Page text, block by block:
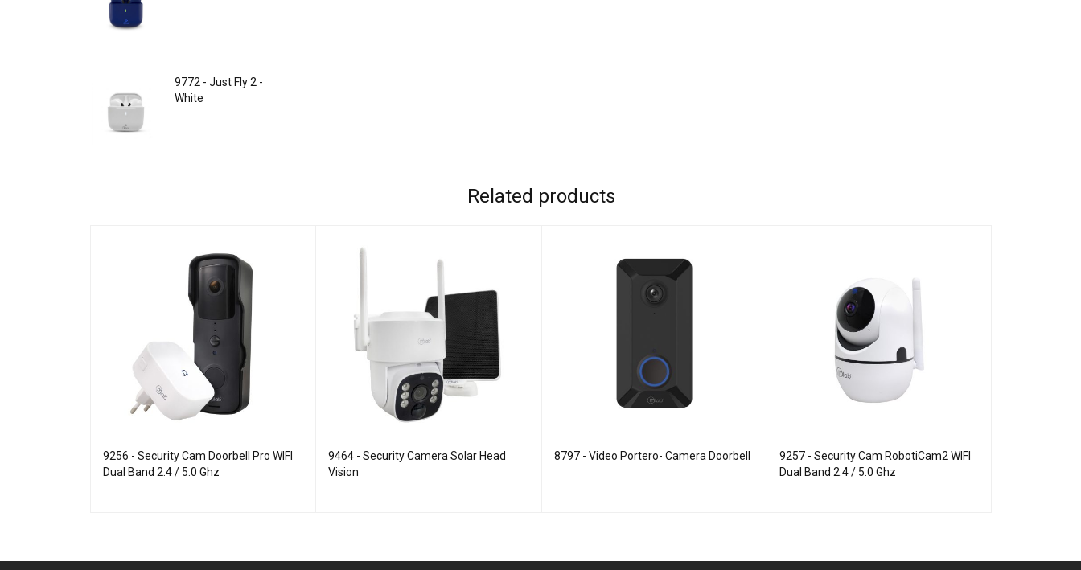
9772 - Just Fly 2 -
White
Related products
9256 - Security Cam Doorbell Pro WIFI
Dual Band 2.4 / 5.0 Ghz
9464 - Security Camera Solar Head
Vision
8797 - Video Portero- Camera Doorbell
9257 - Security Cam RobotiCam2 WIFI
Dual Band 2.4 / 5.0 Ghz